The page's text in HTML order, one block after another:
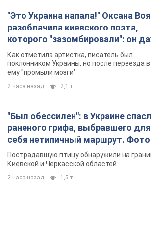
"Это Украина напала!" Оксана
разоблачила киевского поэта,
которого "зазомбировали": он
русского не знал, а теперь хочет
геноцида украинцев
Как отметила артистка, писатель был
поклонником Украины, но после переезда
ему "промыли мозги"
2 часа назад 2,1 т.
"Был обессилен": в Украине
раненого грифа, выбравшего для
себя нетипичный маршрут. Фото
Пострадавшую птицу обнаружили на
Киевской и Черкасской областей
2 часа назад 1,5 т.